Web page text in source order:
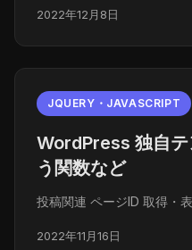
2022年12月8日
JQUERY・JAVASCRIPT
WordPress 独自
う関数など
投稿関連 ページID 取得
2022年11月16日